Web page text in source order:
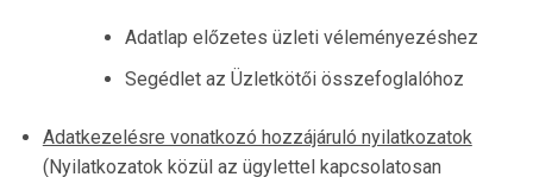
Adatlap előzetes üzleti véleményezéshez
Segédlet az Üzletkötői összefoglalóhoz
Adatkezelésre vonatkozó hozzájáruló nyilatkozatok
(Nyilatkozatok közül az ügylettel kapcsolatosan